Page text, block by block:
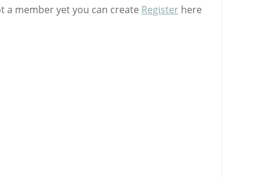
a member yet you can create Register here.